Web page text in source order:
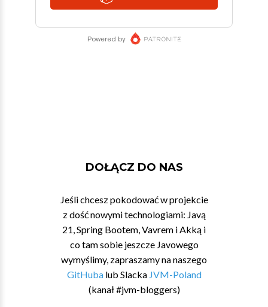
DOŁĄCZ DO NAS
Jeśli chcesz pokodować w projekcie
z dość nowymi technologiami: Javą
21, Spring Bootem, Vavrem i Akką i
co tam sobie jeszcze Javowego
wymyślimy, zapraszamy na naszego
GitHubalub Slacka JVM-Poland
(kanał #jvm-bloggers)